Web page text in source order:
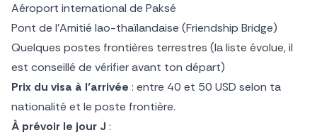
Aéroport international de Paksé
Pont de l’Amitié lao-thaïlandaise (Friendship Bridge)
Quelques postes frontières terrestres (la liste évolue, il
est conseillé de vérifier avant ton départ)
Prix du visa à l’arrivée : entre 40 et 50 USD selon ta
nationalité et le poste frontière.
À prévoir le jour J :